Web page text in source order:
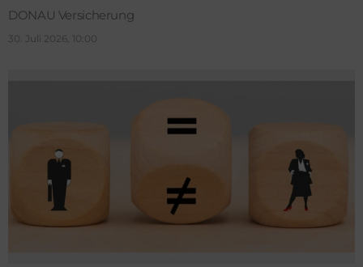
DONAU Versicherung
30. Juli 2026, 10:00